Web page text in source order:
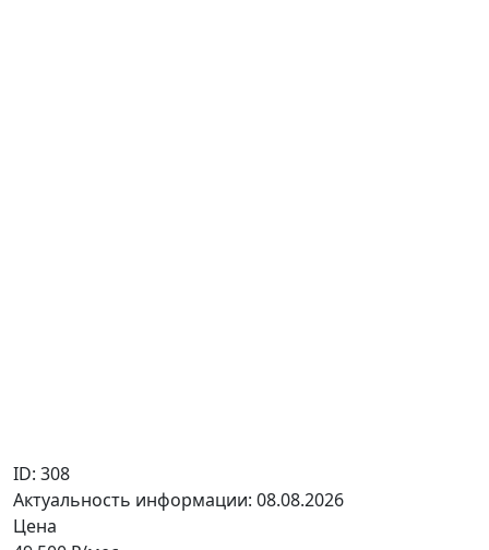
ID: 308
Актуальность информации: 08.08.2026
Цена